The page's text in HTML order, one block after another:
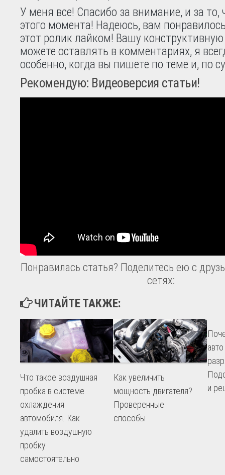
У меня все! Спасибо за внимание, и за то,
этого момента! Надеюсь, вам
этот ролик лайком! Вашу
можете оставлять в комментариях, я
особенно, когда вы пишете по теме и, по
Рекомендую: Видеоверсия статьи!
Понравилась статья? Поделитесь ею с
сетях:
ЧИТАЙТЕ ТАКЖЕ:
Что такое воздушная
пробка в системе
охлаждения
автомобиля. Как
удалить воздушную
пробку
самостоятельно
Как увеличить
мощность двигателя?
Проверенные
способы
и